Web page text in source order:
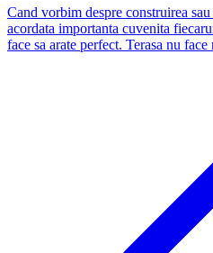
Cand vorbim despre construirea
acordata importanta cuvenita
face sa arate perfect. Terasa nu